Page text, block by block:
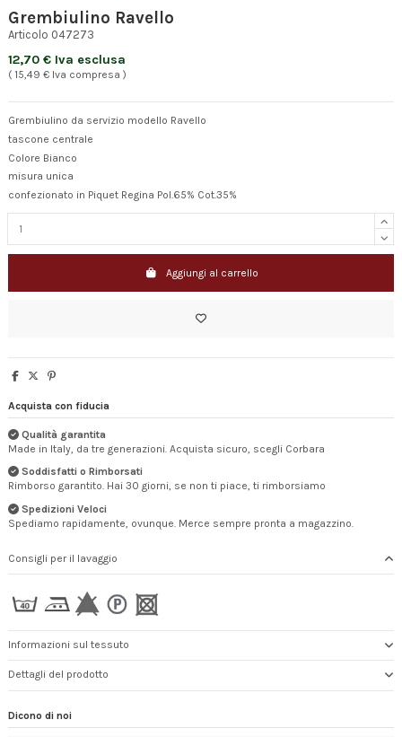
Grembiulino Ravello
Articolo 047273
12,70 € Iva esclusa
( 15,49 € Iva compresa )
Grembiulino da servizio modello Ravello
tascone centrale
Colore Bianco
misura unica
confezionato in Piquet Regina Pol.65% Cot.35%
Aggiungi al carrello
Acquista con fiducia
Qualità garantita
Made in Italy, da tre generazioni. Acquista sicuro, scegli Corbara
Soddisfatti o Rimborsati
Rimborso garantito. Hai 30 giorni, se non ti piace, ti rimborsiamo
Spedizioni Veloci
Spediamo rapidamente, ovunque. Merce sempre pronta a magazzino.
Consigli per il lavaggio
Informazioni sul tessuto
Dettagli del prodotto
Dicono di noi